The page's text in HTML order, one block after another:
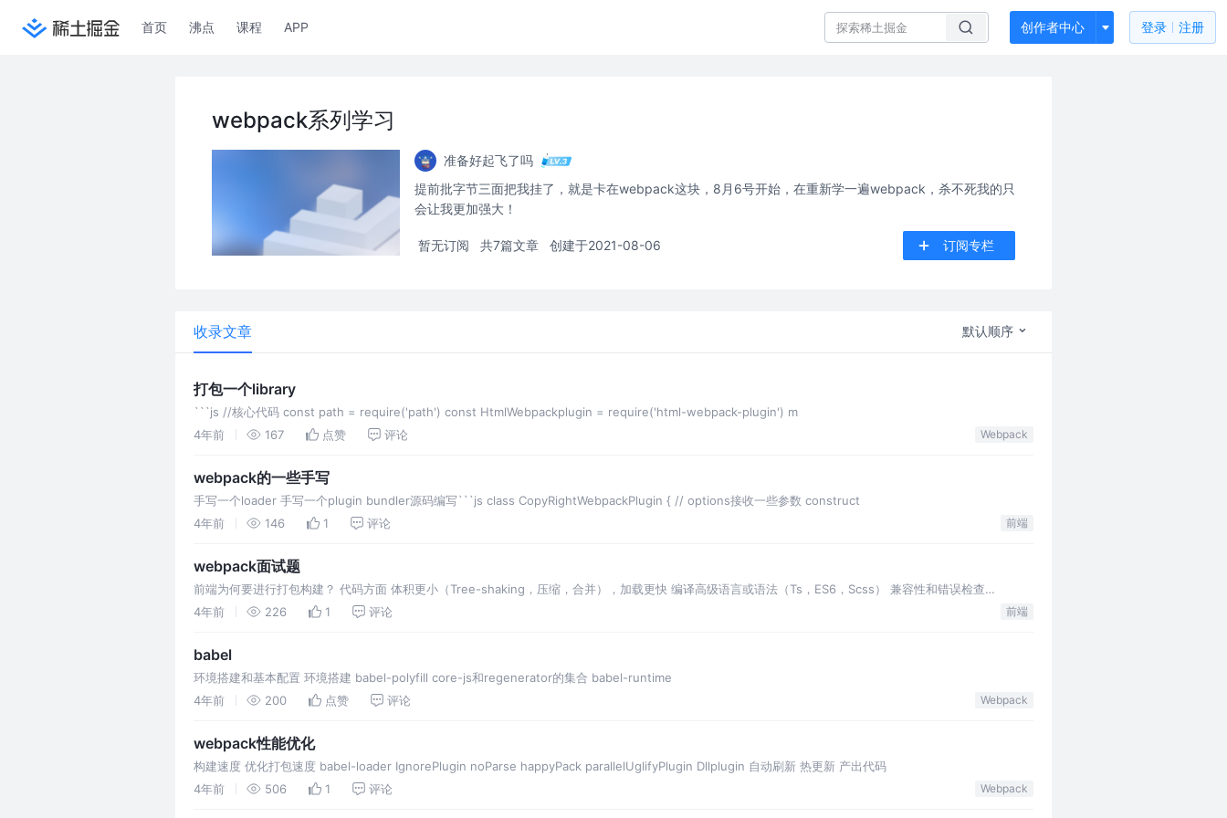
首页 沸点 课程 APP 创作者中心 登录 注册
webpack系列学习
准备好起飞了吗
提前批字节三面把我挂了，就是卡在webpack这块，8月6号开始，在重新学一遍webpack，杀不死我的只
会让我更加强大！
暂无订阅 共7篇文章 创建于2021-08-06 订阅专栏
收录文章 默认顺序
打包一个library
```js //核心代码 const path = require('path') const HtmlWebpackplugin = require('html-webpack-plugin') m
4年前
167 点赞 评论 Webpack
webpack的一些手写
手写一个loader 手写一个plugin bundler源码编写```js class CopyRightWebpackPlugin { // options接收一些参数 construct
4年前
146 1 评论 前端
webpack面试题
前端为何要进行打包构建？ 代码方面 体积更小（Tree-shaking，压缩，合并），加载更快 编译高级语言或语法（Ts，ES6，Scss） 兼容性和错误检查
（Polyfill,postcss,esl
4年前 226 1 评论 前端
babel
环境搭建和基本配置 环境搭建 babel-polyfill core-js和regenerator的集合 babel-runtime
4年前
200 点赞 评论 Webpack
webpack性能优化
构建速度 优化打包速度 babel-loader IgnorePlugin noParse happyPack parallelUglifyPlugin Dllplugin 自动刷新 热更新 产出代码
4年前
506 1 评论 Webpack